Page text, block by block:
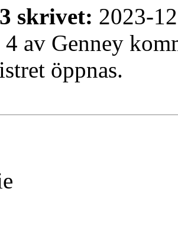
skrivet: 2023-
av Genney
öppnas.